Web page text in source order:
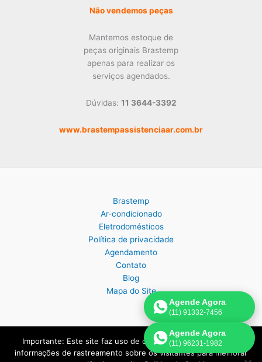
Não vendemos peças
Mantemos estoque de
peças originais Brastemp
apenas para realizar os
serviços agendados.
Dúvidas: 11 3644-3392
www.brastempassistenciaar.com.br
Brastemp
Ar-condicionado
Eletrodomésticos
Política de privacidade
Agendamento
Contato
Blog
Mapa do Site
Copyright © 2026 Assistência Técnica Brastemp em São Paulo |
Agende Agora
(11) 91332-7456
Agende Agora
(11) 96231-1982
Importante: Este site faz uso de cookies que podem conter
informações de rastreamento sobre os visitantes para melhorar